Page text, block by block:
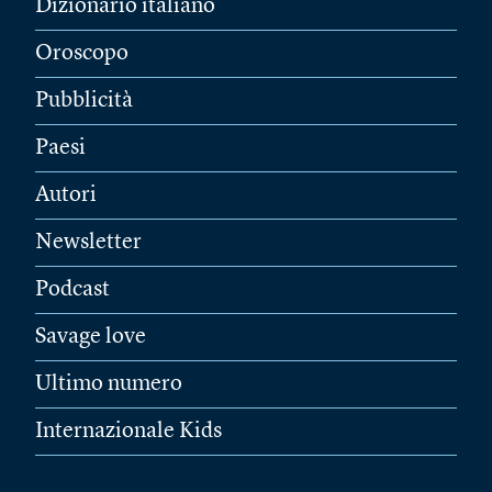
Dizionario italiano
Oroscopo
Pubblicità
Paesi
Autori
Newsletter
Podcast
Savage love
Ultimo numero
Internazionale Kids